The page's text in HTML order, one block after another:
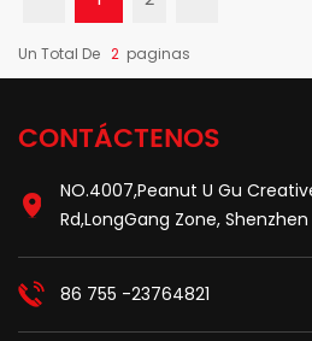
Un Total De 2 Paginas
CONTÁCTENOS
NO.4007,Peanut U Gu
Rd,LongGang Zone,
86 755 -23764821